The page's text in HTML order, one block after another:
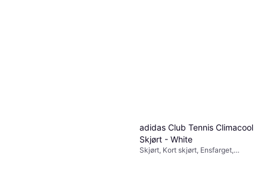
adidas Club Tennis Climacool
Skjørt - White
Skjørt, Kort skjørt, Ensfarget,